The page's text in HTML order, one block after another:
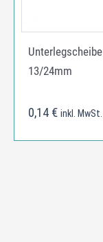
Unterlegscheibe
13/24mm
0,14 € inkl. MwSt.